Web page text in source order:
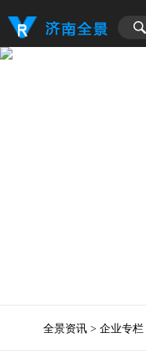
全景资讯 > 企业专栏